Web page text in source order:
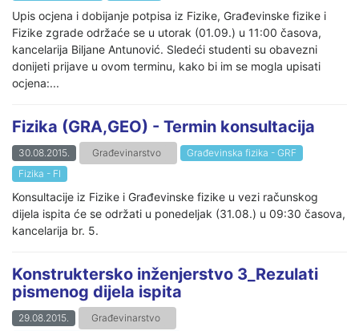
Upis ocjena i dobijanje potpisa iz Fizike, Građevinske fizike i
Fizike zgrade održaće se u utorak (01.09.) u 11:00 časova,
kancelarija Biljane Antunović. Sledeći studenti su obavezni
donijeti prijave u ovom terminu, kako bi im se mogla upisati
ocjena:...
Fizika (GRA,GEO) - Termin konsultacija
30.08.2015. Građevinarstvo
Građevinska fizika - GRF
Fizika - FI
Konsultacije iz Fizike i Građevinske fizike u vezi računskog
dijela ispita će se održati u ponedeljak (31.08.) u 09:30 časova,
kancelarija br. 5.
Konstruktersko inženjerstvo 3_Rezulati
pismenog dijela ispita
29.08.2015.
Građevinarstvo